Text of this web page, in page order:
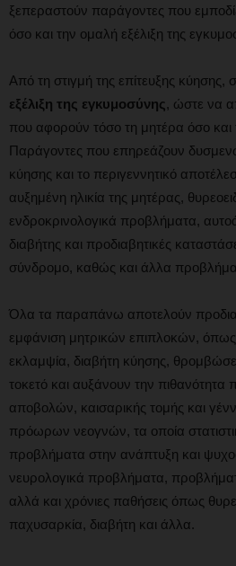
ξεπεραστούν παράγοντες που
όσο και την ομαλή εξέλιξη της
Από τη στιγμή της επίτευξης κύησης,
εξέλιξη της εγκυμοσύνης , ώστε να
που αφορούν τόσο τη μητέρα όσο και
Παράγοντες που επηρεάζουν
κύησης και το περιγεννητικό
αυξημένη ηλικία της μητέρας,
ενδροκρινολογικά προβλήματα,
διαβήτης και προδιαβητικές
σύνδρομο, καθώς και άλλα
Όλα τα παραπάνω αποτελούν
εμφάνιση μητρικών επιπλοκών,
εκλαμψία, διαβήτη κύησης,
τοκετό και αυξάνουν την πιθανότητα
αποβολών, καισαρικής τομής και
πρόωρων νεογνών, τα οποία
προβλήματα στην ανάπτυξη και
νευρολογικά προβλήματα,
αλλά και χρόνιες παθήσεις όπως
παχυσαρκία, διαβήτη και άλλα.